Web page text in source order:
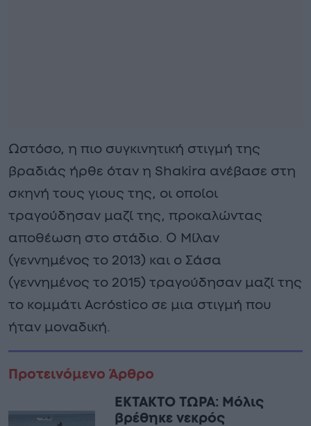
Ωστόσο, η πιο συγκινητική στιγμή της
βραδιάς ήρθε όταν η Shakira ανέβασε στη
σκηνή τους γιους της, οι οποίοι
τραγούδησαν μαζί της, προκαλώντας
αποθέωση στο στάδιο. Ο Μίλαν
(γεννημένος το 2013) και ο Σάσα
(γεννημένος το 2015) τραγούδησαν μαζί της
το κομμάτι Acróstico σε μια στιγμή που
ήταν μοναδική.
Προτεινόμενο Άρθρο
ΕΚΤΑΚΤΟ ΤΩΡΑ: Μόλις
βρέθηκε νεκρός